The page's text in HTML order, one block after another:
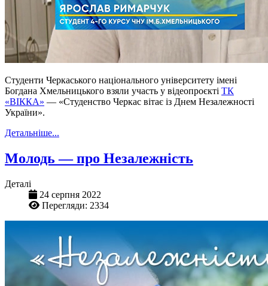
Студенти Черкаського національного університету імені
Богдана Хмельницького взяли участь у відеопроєкті ТК
«ВІККА» — «Студенство Черкас вітає із Днем Незалежності
України».
Детальніше...
Молодь — про Незалежність
Деталі
24 серпня 2022
Перегляди: 2334